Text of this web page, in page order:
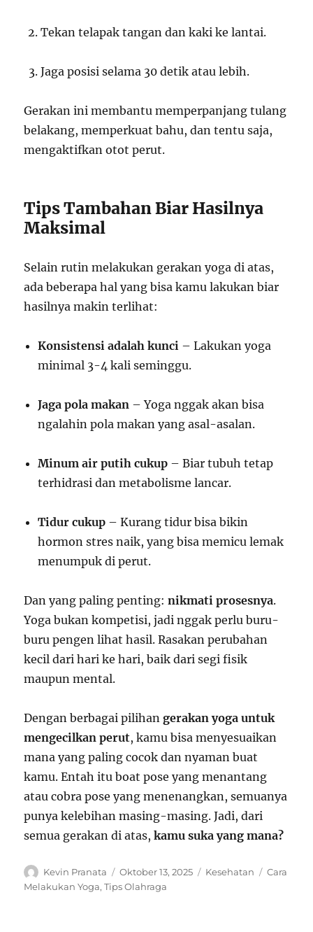
Tekan telapak tangan dan kaki ke lantai.
Jaga posisi selama 30 detik atau lebih.
Gerakan ini membantu memperpanjang tulang
belakang, memperkuat bahu, dan tentu saja,
mengaktifkan otot perut.
Tips Tambahan Biar Hasilnya
Maksimal
Selain rutin melakukan gerakan yoga di atas,
ada beberapa hal yang bisa kamu lakukan biar
hasilnya makin terlihat:
Konsistensi adalah kunci – Lakukan yoga
minimal 3-4 kali seminggu.
Jaga pola makan – Yoga nggak akan bisa
ngalahin pola makan yang asal-asalan.
Minum air putih cukup – Biar tubuh tetap
terhidrasi dan metabolisme lancar.
Tidur cukup – Kurang tidur bisa bikin
hormon stres naik, yang bisa memicu lemak
menumpuk di perut.
Dan yang paling penting:nikmati prosesnya.
Yoga bukan kompetisi, jadi nggak perlu buru-
buru pengen lihat hasil. Rasakan perubahan
kecil dari hari ke hari, baik dari segi fisik
maupun mental.
Dengan berbagai pilihangerakan yoga untuk
mengecilkan perut, kamu bisa menyesuaikan
mana yang paling cocok dan nyaman buat
kamu. Entah itu boat pose yang menantang
atau cobra pose yang menenangkan, semuanya
punya kelebihan masing-masing. Jadi, dari
semua gerakan di atas,kamu suka yang mana?
Author
Kevin Pranata
Posted
on
Oktober 13, 2025 Categories
Kesehatan Tags
Cara
Melakukan Yoga,Tips Olahraga